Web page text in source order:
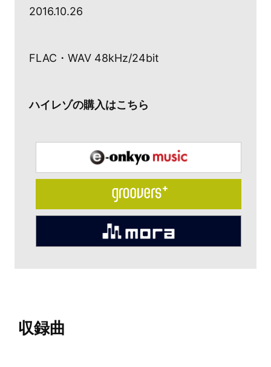
2016.10.26
FLAC・WAV 48kHz/24bit
ハイレゾの購入はこちら
収録曲